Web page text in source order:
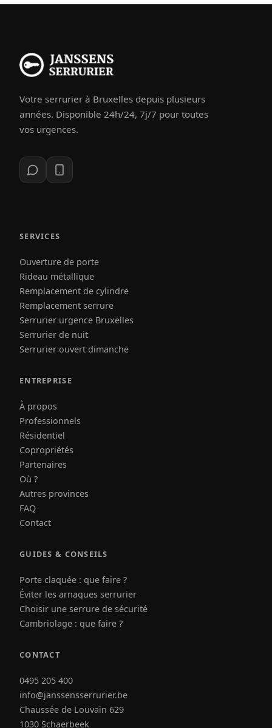
Votre serrurier à Bruxelles depuis plusieurs
années. Disponible 24h/24, 7j/7 pour toutes
vos urgences.
SERVICES
Ouverture de porte
Rideau métallique
Remplacement de cylindre
Remplacement serrure
Serrurier urgence Bruxelles
Serrurier de nuit
Serrurier ouvert dimanche
ENTREPRISE
À propos
Professionnels
Résidentiel
Copropriétés
Partenaires
Où ?
Autres provinces
FAQ
Contact
GUIDES & CONSEILS
Porte claquée : que faire ?
Éviter les arnaques serrurier
Choisir une serrure de sécurité
Cambriolage : que faire ?
CONTACT
0495 205 400
info@janssensserrurier.be
Chaussée de Louvain 629
1030 Schaerbeek